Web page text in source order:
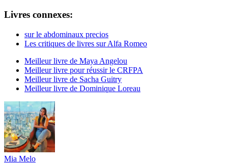
Livres connexes:
sur le abdominaux precios
Les critiques de livres sur Alfa Romeo
Meilleur livre de Maya Angelou
Meilleur livre pour réussir le CRFPA
Meilleur livre de Sacha Guitry
Meilleur livre de Dominique Loreau
Mia Melo